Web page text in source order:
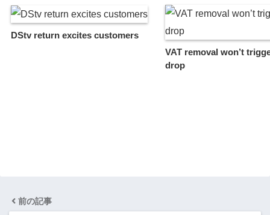
DStv return excites customers
VAT removal won’t
drop
前の記事